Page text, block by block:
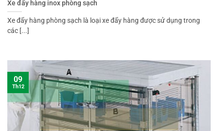
Xe đẩy hàng inox phòng sạch
Xe đẩy hàng phòng sạch là loại xe đẩy hàng được sử dụng trong
các [...]
09
Th12